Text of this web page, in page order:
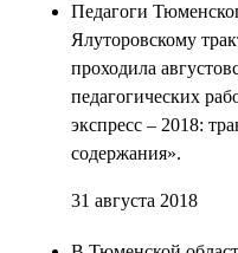
Педагоги
Ялуторовскому
проходила
педагогических
экспресс – 2018:
содержания».
31 августа 2018